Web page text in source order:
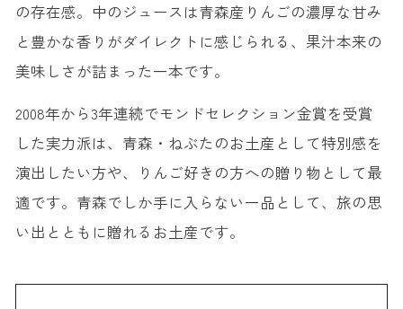
の存在感。中のジュースは青森産りんごの濃厚な甘み
と豊かな香りがダイレクトに感じられる、果汁本来の
美味しさが詰まった一本です。
2008年から3年連続でモンドセレクション金賞を受賞
した実力派は、青森・ねぶたのお土産として特別感を
演出したい方や、りんご好きの方への贈り物として最
適です。青森でしか手に入らない一品として、旅の思
い出とともに贈れるお土産です。